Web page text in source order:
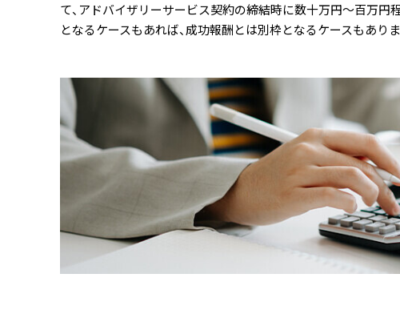
て、アドバイザリーサービス契約の締結時に数十万円～百万
となるケースもあれば、成功報酬とは別枠となるケースもありま